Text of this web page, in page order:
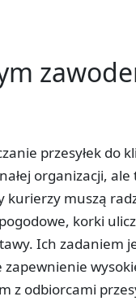
przesyłek do
organizacji,
muszą
korki
Ich zadaniem
z odbiorcami